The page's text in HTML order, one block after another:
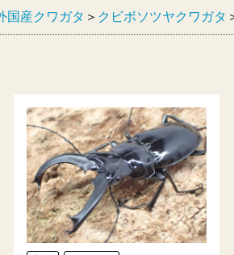
国産クワガタ ＞ クビボソツヤクワガタ